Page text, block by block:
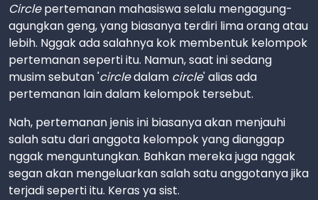
Circlepertemanan mahasiswa selalu mengagung-
agungkan geng, yang biasanya terdiri lima orang atau
lebih. Nggak ada salahnya kok membentuk kelompok
pertemanan seperti itu. Namun, saat ini sedang
musim sebutan 'circledalam circle' alias ada
pertemanan lain dalam kelompok tersebut.
Nah, pertemanan jenis ini biasanya akan menjauhi
salah satu dari anggota kelompok yang dianggap
nggak menguntungkan. Bahkan mereka juga nggak
segan akan mengeluarkan salah satu anggotanya jika
terjadi seperti itu. Keras ya sist.